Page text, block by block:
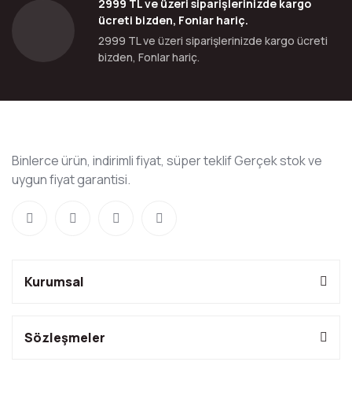
2999 TL ve üzeri siparişlerinizde kargo
ücreti bizden, Fonlar hariç.
2999 TL ve üzeri siparişlerinizde kargo ücreti
bizden, Fonlar hariç.
Binlerce ürün, indirimli fiyat, süper teklif Gerçek stok ve
uygun fiyat garantisi.
Kurumsal
Sözleşmeler